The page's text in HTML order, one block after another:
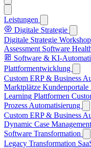
Leistungen
Digitale Strategie
Digitale Strategie Workshop
Assessment Software
Software & KI-
Plattformentwicklung
Custom ERP & Business
Marktplätze Kundenportale
Learning Plattformen
Prozess Automatisierung
Custom ERP & Business
Dynamic Case Management
Software Transformation
Legacy Transformation